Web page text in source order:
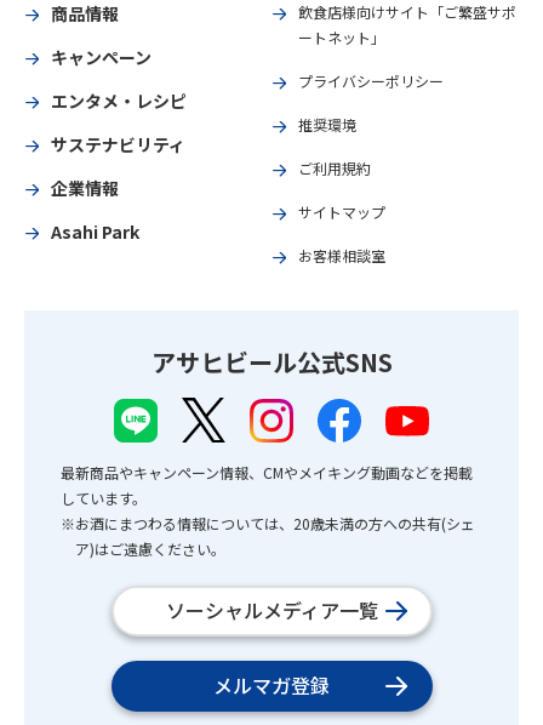
商品情報
キャンペーン
エンタメ・レシピ
サステナビリティ
企業情報
Asahi Park
飲食店様向けサイト「ご繁盛サポ
ートネット」
プライバシーポリシー
推奨環境
ご利用規約
サイトマップ
お客様相談室
アサヒビール公式SNS
最新商品やキャンペーン情報、CMやメイキング動画などを掲載
しています。
※お酒にまつわる情報については、20歳未満の方への共有(シェ
ア)はご遠慮ください。
ソーシャルメディア一覧
メルマガ登録